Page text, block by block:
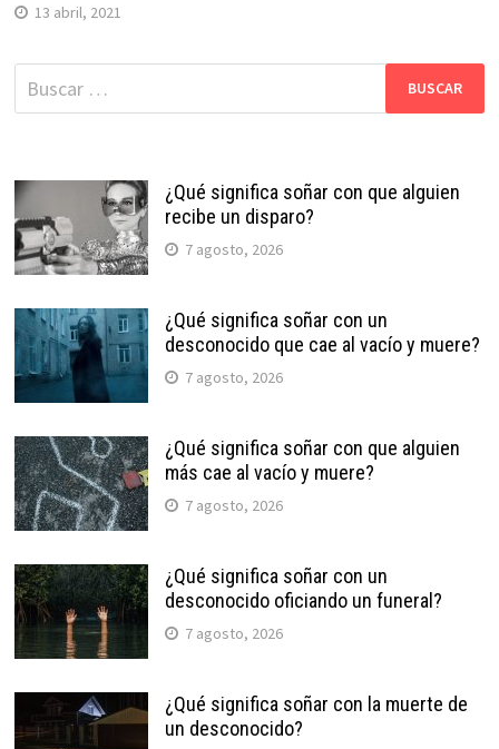
13 abril, 2021
Buscar:
¿Qué significa soñar con que alguien
recibe un disparo?
7 agosto, 2026
¿Qué significa soñar con un
desconocido que cae al vacío y muere?
7 agosto, 2026
¿Qué significa soñar con que alguien
más cae al vacío y muere?
7 agosto, 2026
¿Qué significa soñar con un
desconocido oficiando un funeral?
7 agosto, 2026
¿Qué significa soñar con la muerte de
un desconocido?